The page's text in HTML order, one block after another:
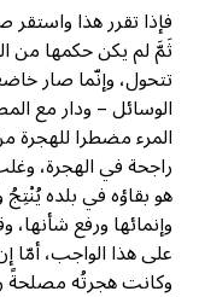
فإذا تقرر هذا
ثَمَّ لم يكن حكمها من
تتحول، وإنّما صار
الوسائل – ودار مع
المرء مضطرا للهجرة
راجحة في الهجرة،
هو بقاؤه في بلده
وإنمائها ورفع شأنها،
على هذا الواجب،
وكانت هجرتُه مصلحةً